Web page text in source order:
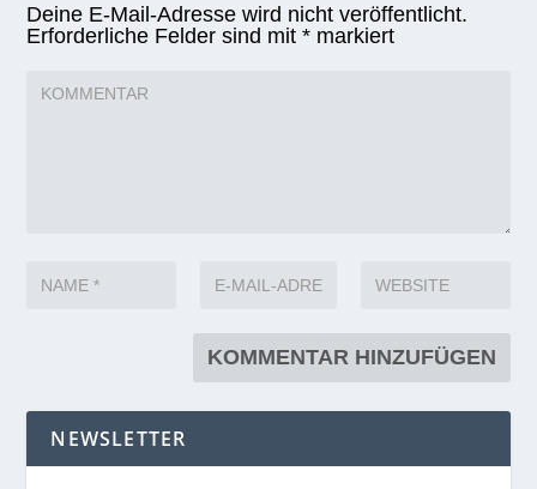
Deine E-Mail-Adresse wird nicht veröffentlicht.
Erforderliche Felder sind mit* markiert
NEWSLETTER